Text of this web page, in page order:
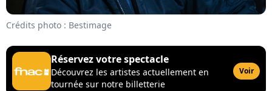
Crédits photo : Bestimage
Réservez votre spectacle
Découvrez les artistes actuellement en
tournée sur notre billetterie
Voir